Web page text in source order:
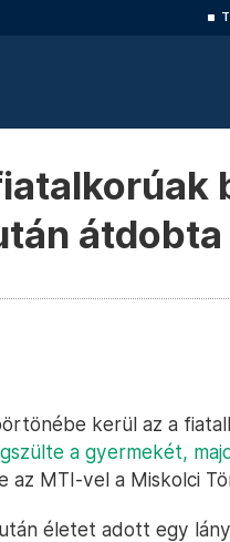
kerül az a
a gyermekét,
az MTI-vel a Miskolci
életet adott egy